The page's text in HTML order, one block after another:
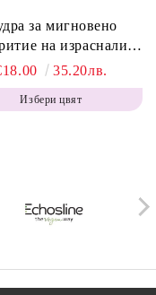
за мигновено
на израснали
Кафяво - Labor Pro
Retouch Powder -
Brown H642
35.20лв.
Избери цвят